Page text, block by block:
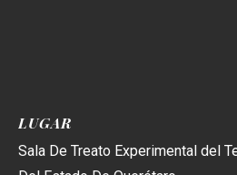
LUGAR
Sala De Treato Experimental del